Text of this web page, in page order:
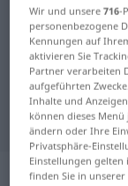
Deutsch-
für
Wir und unsere716-
personenbezogene
Kennungen auf
aktivieren Sie
Partner verarbeiten
aufgeführten
Inhalte und
können dieses
ändern oder Ihre
Privatsphäre-
Einstellungen
finden Sie in